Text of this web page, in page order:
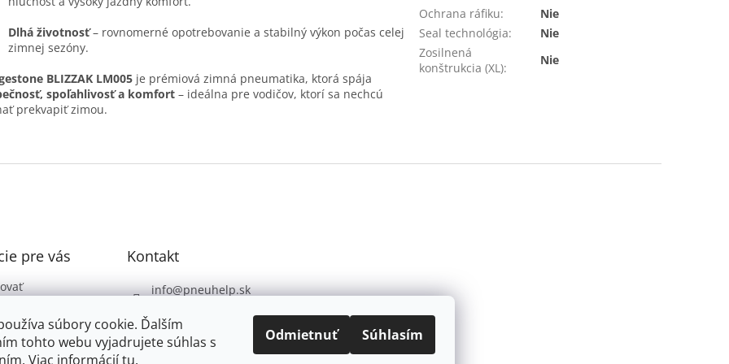
súbory cookie. Ďalším
tohto webu vyjadrujete súhlas s
Viac informáciítu.
Odmietnuť Súhlasím
Dlhá životnosť– rovnomerné opotrebovanie a stabilný výkon počas celej
zimnej sezóny.
BLIZZAK LM005 je prémiová zimná pneumatika, ktorá spája
spoľahlivosť a komfort – ideálna pre vodičov, ktorí sa nechcú
prekvapiť zimou.
Ochrana ráfiku:
Nie
Seal technológia:
Nie
Zosilnená
konštrukcia (XL):
Nie
pre vás
ochrany
Kontakt
info@pneuhelp.sk